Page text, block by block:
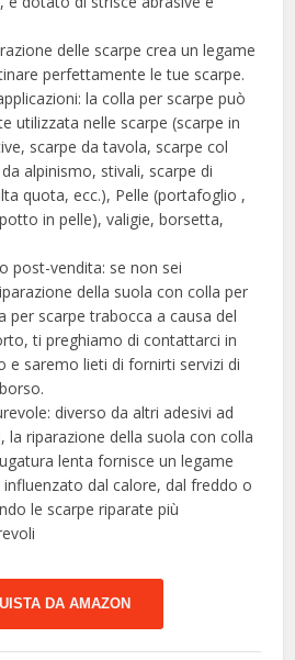
delle scarpe crea un legame
perfettamente le tue scarpe.
la colla per scarpe può
utilizzata nelle scarpe (scarpe in
scarpe da tavola, scarpe col
alpinismo, stivali, scarpe di
quota, ecc.), Pelle (portafoglio ,
in pelle), valigie, borsetta,
post-vendita: se non sei
della suola con colla per
per scarpe trabocca a causa del
ti preghiamo di contattarci in
e saremo lieti di fornirti servizi di
diverso da altri adesivi ad
la riparazione della suola con colla
lenta fornisce un legame
dal calore, dal freddo o
le scarpe riparate più
DA AMAZON